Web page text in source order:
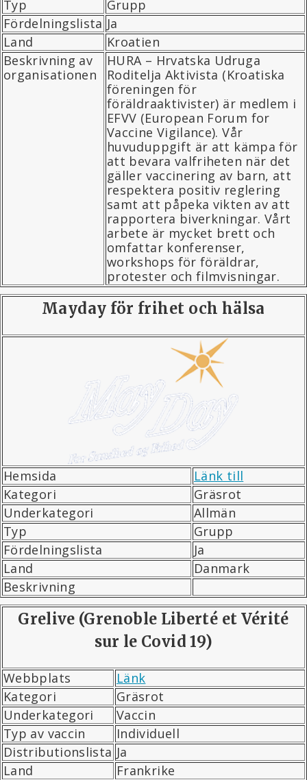
Typ
Grupp
Fördelningslista Ja
Land
Kroatien
Beskrivning av
organisationen
HURA – Hrvatska Udruga
Roditelja Aktivista (Kroatiska
föreningen för
föräldraaktivister) är medlem i
EFVV (European Forum for
Vaccine Vigilance). Vår
huvuduppgift är att kämpa för
att bevara valfriheten när det
gäller vaccinering av barn, att
respektera positiv reglering
samt att påpeka vikten av att
rapportera biverkningar. Vårt
arbete är mycket brett och
omfattar konferenser,
workshops för föräldrar,
protester och filmvisningar.
Mayday för frihet och hälsa
Hemsida
Länk till
Kategori
Gräsrot
Underkategori
Allmän
Typ
Grupp
Fördelningslista
Ja
Land
Danmark
Beskrivning
Grelive (Grenoble Liberté et Vérité
sur le Covid 19)
Webbplats
Länk
Kategori
Gräsrot
Underkategori
Vaccin
Typ av vaccin
Individuell
Distributionslista Ja
Land
Frankrike